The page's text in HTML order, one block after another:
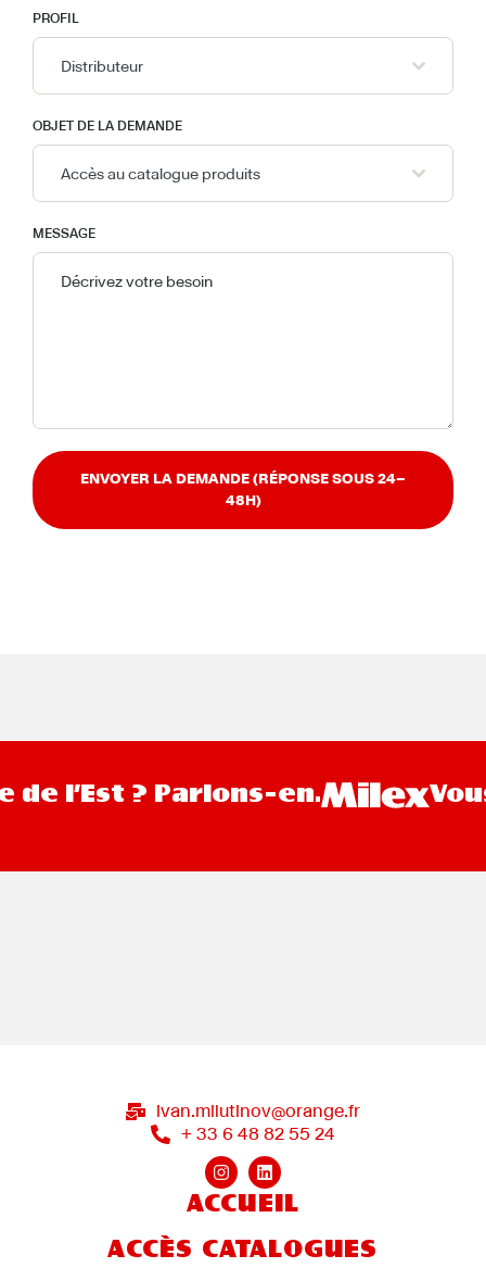
PROFIL
Distributeur
OBJET DE LA DEMANDE
Accès au catalogue produits
MESSAGE
ENVOYER LA DEMANDE (RÉPONSE SOUS 24–
48H)
l’Est ? Parlons-en. Vous
ivan.milutinov@orange.fr
+ 33 6 48 82 55 24
ACCUEIL
ACCÈS CATALOGUES